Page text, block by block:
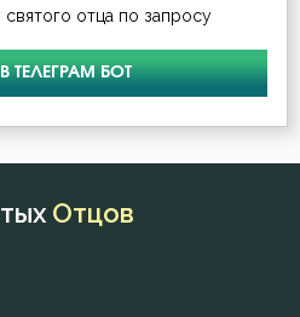
отца по запросу
ТЕЛЕГРАМ БОТ
Отцов